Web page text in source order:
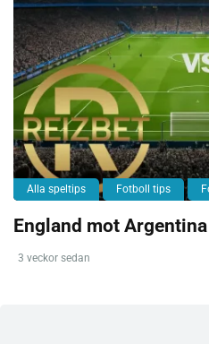
Alla speltips Fotboll tips
England mot
3 veckor sedan